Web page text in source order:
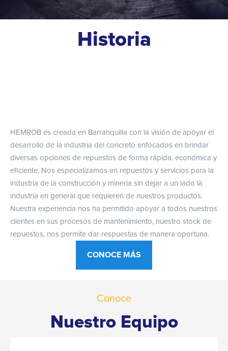
Historia
HEMROB es creada en Barranquilla con la visión de apoyar el
desarrollo de la industria del concreto enfocados en brindar
diversas opciones de repuestos de forma rápida, económica y
eficiente. Nos especializamos en repuestos y servicios para la
industria de la construcción y minería sin dejar a un lado la
industria en general que requieren de nuestros productos.
Nuestra experiencia nos ha permitido apoyar a todos nuestros
clientes en sus procesos de mantenimiento, nuestro stock de
repuestos, nos permite dar respuestas de manera oportuna.
CONOCE MÁS
Conoce
Nuestro Equipo